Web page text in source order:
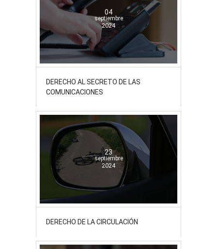
04
septiembre
2024
DERECHO AL SECRETO DE LAS
COMUNICACIONES
23
septiembre
2024
DERECHO DE LA CIRCULACIÓN